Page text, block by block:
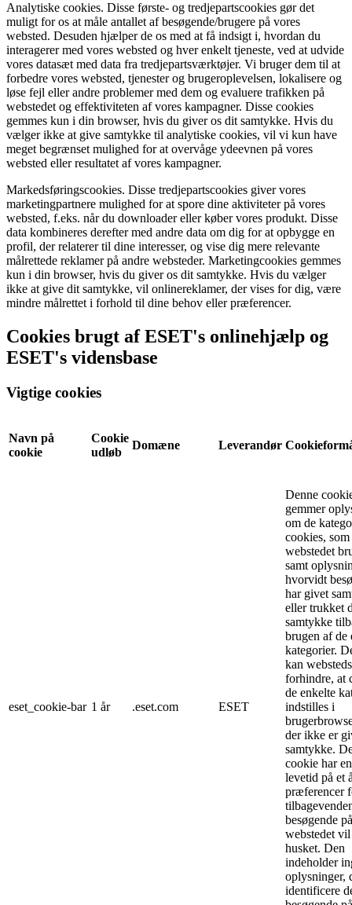
Analytiske cookies. Disse første- og tredjepartscookies gør det
muligt for os at måle antallet af besøgende/brugere på vores
websted. Desuden hjælper de os med at få indsigt i, hvordan du
interagerer med vores websted og hver enkelt tjeneste, ved at udvide
vores datasæt med data fra tredjepartsværktøjer. Vi bruger dem til at
forbedre vores websted, tjenester og brugeroplevelsen, lokalisere og
løse fejl eller andre problemer med dem og evaluere trafikken på
webstedet og effektiviteten af vores kampagner. Disse cookies
gemmes kun i din browser, hvis du giver os dit samtykke. Hvis du
vælger ikke at give samtykke til analytiske cookies, vil vi kun have
meget begrænset mulighed for at overvåge ydeevnen på vores
websted eller resultatet af vores kampagner.
Markedsføringscookies. Disse tredjepartscookies giver vores
marketingpartnere mulighed for at spore dine aktiviteter på vores
websted, f.eks. når du downloader eller køber vores produkt. Disse
data kombineres derefter med andre data om dig for at opbygge en
profil, der relaterer til dine interesser, og vise dig mere relevante
målrettede reklamer på andre websteder. Marketingcookies gemmes
kun i din browser, hvis du giver os dit samtykke. Hvis du vælger
ikke at give dit samtykke, vil onlinereklamer, der vises for dig, være
mindre målrettet i forhold til dine behov eller præferencer.
Cookies brugt af ESET's onlinehjælp og
ESET's vidensbase
Vigtige cookies
Navn på
cookie
Cookie
udløb
Domæne Leverandør
eset_cookie-bar 1 år .eset.com ESET
Denne
gemmer
om de
cookies, som
webstedet
samt
hvorvidt
har givet
eller trukket
samtykke
brugen af de
kategorier.
kan
forhindre, at
de enkelte
indstilles i
der ikke er
samtykke.
cookie har
levetid på et
præferencer
besøgende på
webstedet
husket. Den
indeholder
oplysninger,
identificere